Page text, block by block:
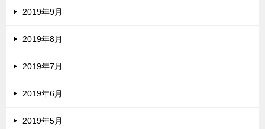
2019年9月
2019年8月
2019年7月
2019年6月
2019年5月